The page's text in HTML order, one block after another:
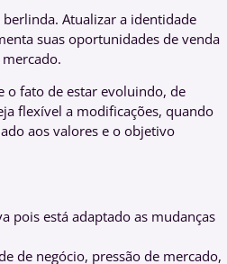
Atualizar a identidade
suas oportunidades de venda
mercado.
o fato de estar evoluindo, de
flexível a modificações, quando
aos valores e o objetivo
pois está adaptado as mudanças
de negócio, pressão de mercado,